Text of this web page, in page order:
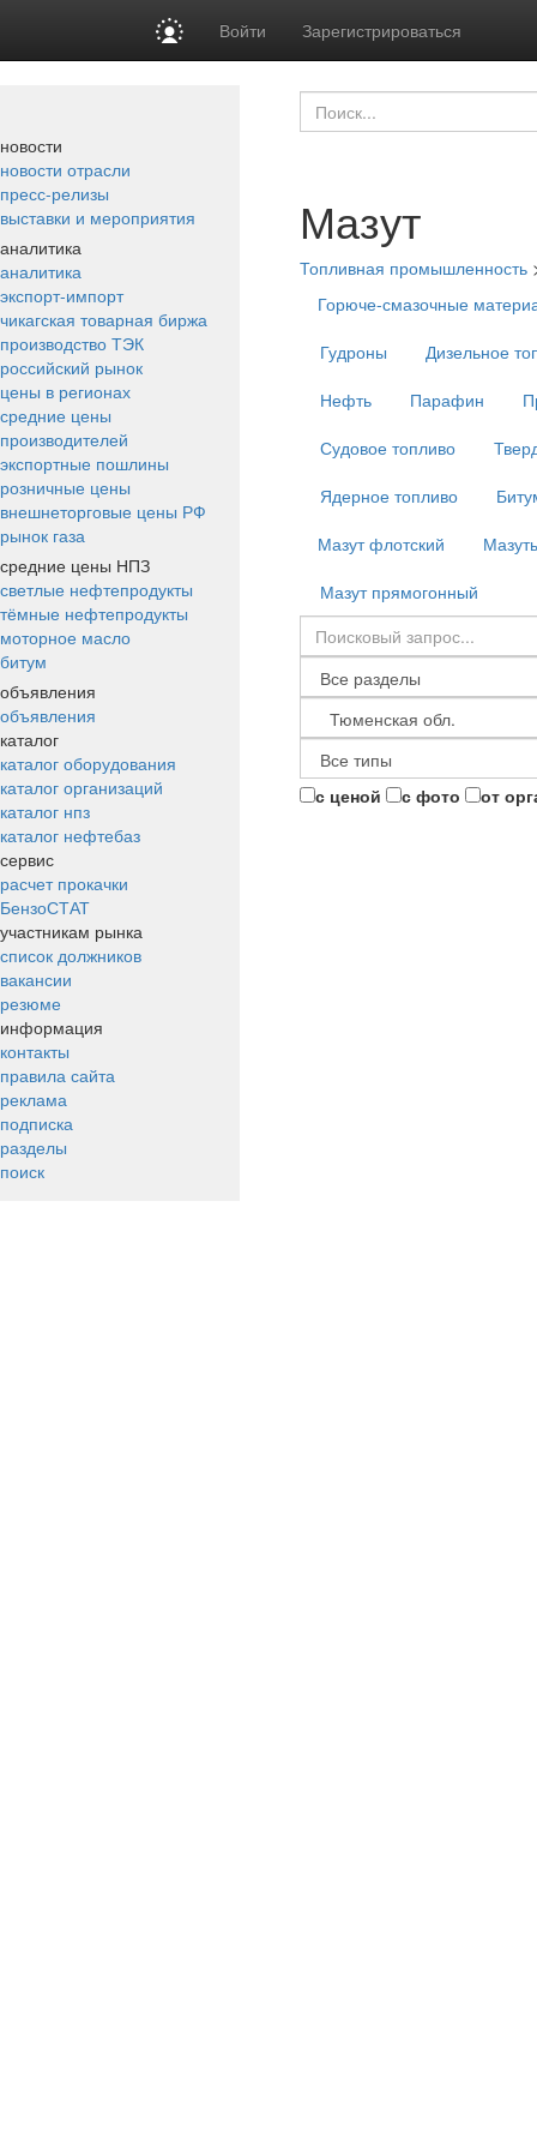
Войти Зарегистрироваться
новости
новости отрасли
пресс-релизы
выставки и мероприятия
аналитика
аналитика
экспорт-импорт
чикагская товарная биржа
производство ТЭК
российский рынок
цены в регионах
средние цены
производителей
экспортные пошлины
розничные цены
внешнеторговые цены РФ
рынок газа
средние цены НПЗ
светлые нефтепродукты
тёмные нефтепродукты
моторное масло
битум
объявления
объявления
каталог
каталог оборудования
каталог организаций
каталог нпз
каталог нефтебаз
сервис
расчет прокачки
БензоСТАТ
участникам рынка
список должников
вакансии
резюме
информация
контакты
правила сайта
реклама
подписка
разделы
поиск
Мазут
Топливная промышленность
Горюче-смазочные
Гудроны
Дизельное
Нефть
Парафин
Судовое топливо
Ядерное топливо
Мазут флотский
Мазут прямогонный
с ценой с фото от